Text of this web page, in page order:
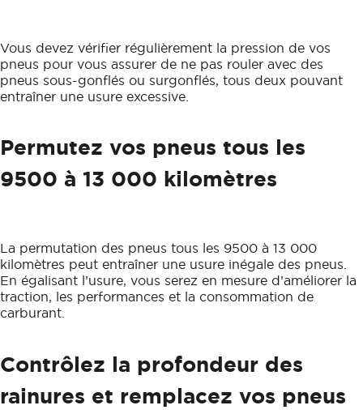
Vous devez vérifier régulièrement la pression de vos
pneus pour vous assurer de ne pas rouler avec des
pneus sous-gonflés ou surgonflés, tous deux pouvant
entraîner une usure excessive.
Permutez vos pneus tous les
9500 à 13 000 kilomètres
La permutation des pneus tous les 9500 à 13 000
kilomètres peut entraîner une usure inégale des pneus.
En égalisant l’usure, vous serez en mesure d’améliorer la
traction, les performances et la consommation de
carburant.
Contrôlez la profondeur des
rainures et remplacez vos pneus